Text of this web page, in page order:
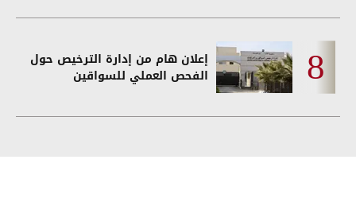
إعلان هام من إدارة الترخيص حول
الفحص العملي للسواقين